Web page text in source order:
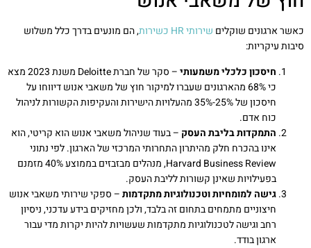
כאשר ארגונים שוקלים שירותי HR כשירות
, הם מונעים בדרך כלל משלוש
סיבות עיקריות:
חיסכון כלכלי משמעותי
– סקר של חברת Deloitte משנת 2023 מצא
כי 68% מהארגונים שעברו למיקור חוץ של משאבי אנוש דיווחו על
חיסכון של 25%-35% מהעלויות הישירות והעקיפות הקשורות לניהול
כוח אדם.
התמקדות בליבת העסק – בעוד שניהול משאבי אנוש הוא קריטי, הוא
אינו בהכרח חלק מהיתרון התחרותי המרכזי של הארגון. לפי נתוני
Harvard Business Review, מנהלים מבזבזים בממוצע 40% מזמנם
בפעילויות שאינן קשורות לליבת העסק.
גישה למומחיות וטכנולוגיות מתקדמות– ספקי שירותי משאבי אנוש
חיצוניים מתמחים בתחום זה בלבד, ולכן מחזיקים בידע עדכני, ניסיון
רחב וגישה לטכנולוגיות מתקדמות שעשויות להיות יקרות מדי עבור
ארגון בודד.